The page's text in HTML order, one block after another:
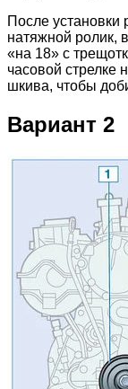
После
натяжной ролик,
«на 18» с
часовой стрелке
шкива, чтобы
Вариант 2